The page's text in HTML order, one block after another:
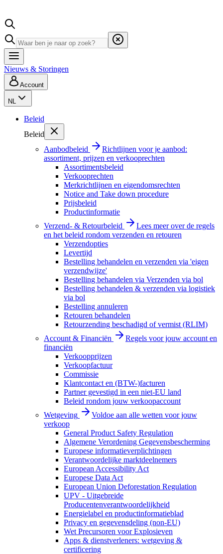
Nieuws & Storingen
Account
NL
Beleid
Beleid
Aanbodbeleid
Richtlijnen voor je aanbod:
assortiment, prijzen en verkooprechten
Assortimentsbeleid
Verkooprechten
Merkrichtlijnen en eigendomsrechten
Notice and Take down procedure
Prijsbeleid
Productinformatie
Verzend- & Retourbeleid
Lees meer over de regels
en het beleid rondom verzenden en retouren
Verzendopties
Levertijd
Bestelling behandelen en verzenden via 'eigen
verzendwijze'
Bestelling behandelen via Verzenden via bol
Bestelling behandelen & verzenden via logistiek
via bol
Bestelling annuleren
Retouren behandelen
Retourzending beschadigd of vermist (RLIM)
Account & Financiën
Regels voor jouw account en
financiën
Verkoopprijzen
Verkoopfactuur
Commissie
Klantcontact en (BTW-)facturen
Partner gevestigd in een niet-EU land
Beleid rondom jouw verkoopaccount
Wetgeving
Voldoe aan alle wetten voor jouw
verkoop
General Product Safety Regulation
Algemene Verordening Gegevensbescherming
Europese informatieverplichtingen
Verantwoordelijke marktdeelnemers
European Accessibility Act
Europese Data Act
European Union Deforestation Regulation
UPV - Uitgebreide
Producentenverantwoordelijkheid
Energielabel en productinformatieblad
Privacy en gegevensdeling (non-EU)
Wet Precursoren voor Explosieven
Apps & dienstverleners: wetgeving &
certificering